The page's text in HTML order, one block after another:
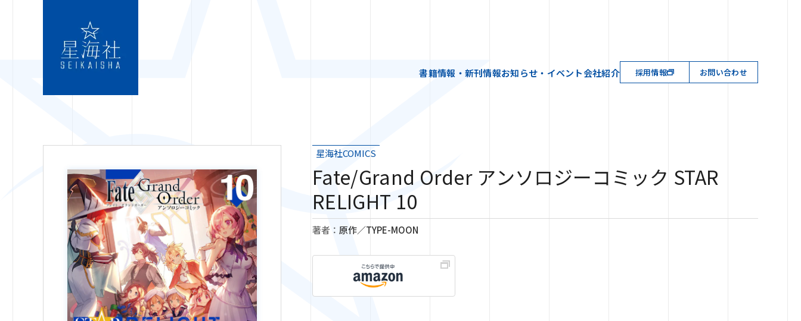
書籍情報・新刊情報お知らせ・イベント会社紹介 採用情報 お問い合わせ
星海社COMICS
Fate/Grand Order アンソロジーコミック STAR
RELIGHT 10
著者： 原作／TYPE-MOON